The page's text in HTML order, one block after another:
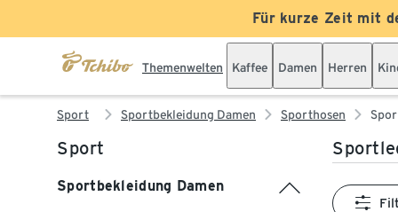
Für kurze Zeit mit
Themenwelten Kaffee Damen Herren
Sport Sportbekleidung Damen Sporthosen
Sport
Sportbekleidung Damen